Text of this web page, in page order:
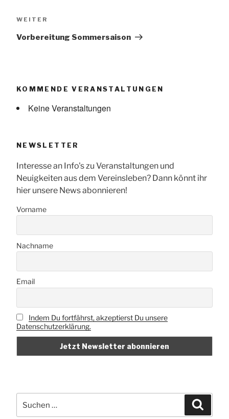
Nächster
WEITER
Vorbereitung Sommersaison
KOMMENDE VERANSTALTUNGEN
Keine Veranstaltungen
NEWSLETTER
Interesse an Info's zu Veranstaltungen und
Neuigkeiten aus dem Vereinsleben? Dann könnt ihr
hier unsere News abonnieren!
Vorname
Nachname
Email
Indem Du fortfährst, akzeptierst Du unsere
Datenschutzerklärung.
nach: